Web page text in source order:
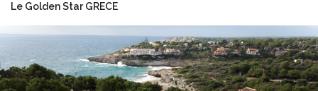
Le Golden Star GRECE